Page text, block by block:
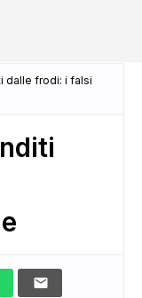
dalle frodi: i falsi